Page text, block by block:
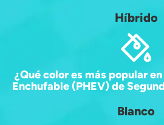
Híbrido
¿Qué color es más popular
Enchufable (PHEV) de
Blanco